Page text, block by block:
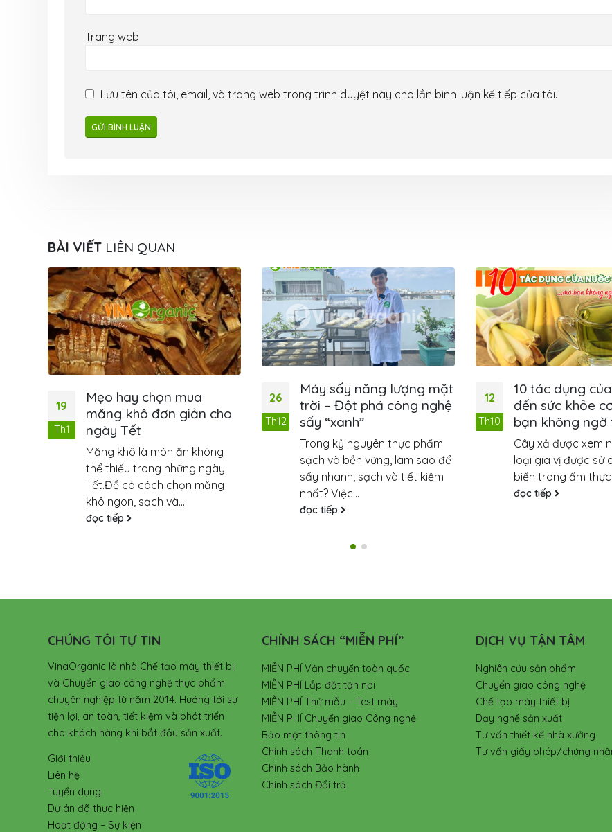
Trang web
Lưu tên của tôi, email, và trang web trong trình duyệt này cho lần bình luận kế tiếp của tôi.
BÀI VIẾT LIÊN QUAN
giản cho
26
Th12
Máy sấy năng lượng mặt
trời – Đột phá công nghệ
sấy “xanh”
sạch và bền vững, làm sao để
sấy nhanh, sạch và tiết kiệm
nhất? Việc...
đọc tiếp
12
Th10
10 tác dụng của nước Sả
đến sức khỏe cơ thể mà
bạn không ngờ tới
Cây xả được xem như là một
loại gia vị được sử dụng phổ
biến trong ẩm thực. Tạo nên...
đọc tiếp
23
Th8
Top 10
dưỡng
cơ thể
chống
thông
CHÚNG TÔI TỰ TIN
VinaOrganic là nhà Chế tạo máy thiết bị
và Chuyển giao công nghệ thực phẩm
chuyên nghiệp từ năm 2014. Hướng tới sự
tiện lợi, an toàn, tiết kiệm và phát triển
cho khách hàng khi bắt đầu sản xuất.
Giới thiệu
Liên hệ
Tuyển dụng
Dự án đã thực hiện
Hoạt động – Sự kiện
CHÍNH SÁCH “MIỄN PHÍ”
MIỄN PHÍ Vận chuyển toàn quốc
MIỄN PHÍ Lắp đặt tận nơi
MIỄN PHÍ Thử mẫu – Test máy
MIỄN PHÍ Chuyển giao Công nghệ
Bảo mật thông tin
Chính sách Thanh toán
Chính sách Bảo hành
Chính sách Đổi trả
DỊCH VỤ TẬN TÂM
Nghiên cứu sản phẩm
Chuyển giao công nghệ
Chế tạo máy thiết bị
Dạy nghề sản xuất
Tư vấn thiết kế nhà xưởng
Tư vấn giấy phép/chứng